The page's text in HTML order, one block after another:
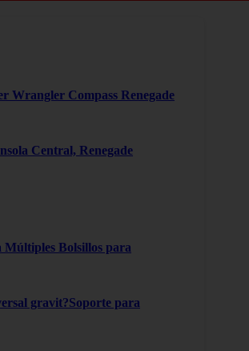
Wrangler Compass Renegade
Central, Renegade
Bolsillos para
gravit?Soporte para